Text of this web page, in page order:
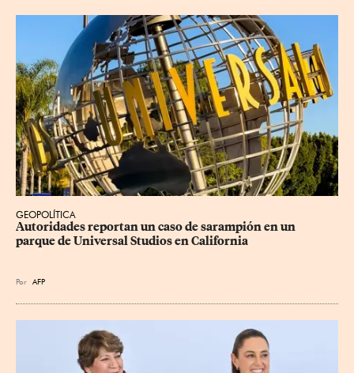
GEOPOLÍTICA
Autoridades reportan un caso de sarampión en un
parque de Universal Studios en California
Por AFP